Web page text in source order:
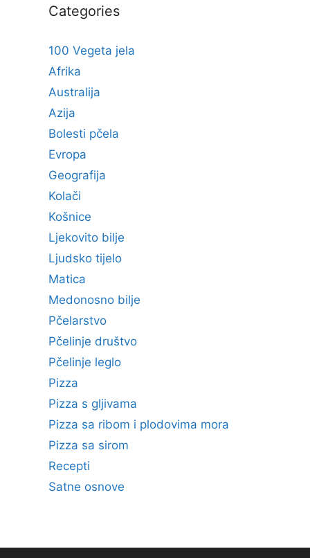
Categories
100 Vegeta jela
Afrika
Australija
Azija
Bolesti pčela
Evropa
Geografija
Kolači
Košnice
Ljekovito bilje
Ljudsko tijelo
Matica
Medonosno bilje
Pčelarstvo
Pčelinje društvo
Pčelinje leglo
Pizza
Pizza s gljivama
Pizza sa ribom i plodovima mora
Pizza sa sirom
Recepti
Satne osnove